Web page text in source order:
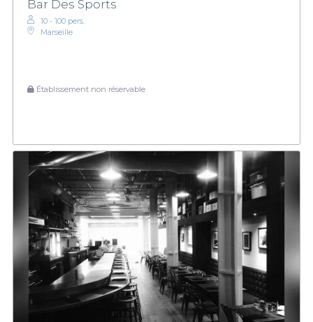
Bar Des Sports
10 - 100 pers.
Marseille
Établissement non réservable